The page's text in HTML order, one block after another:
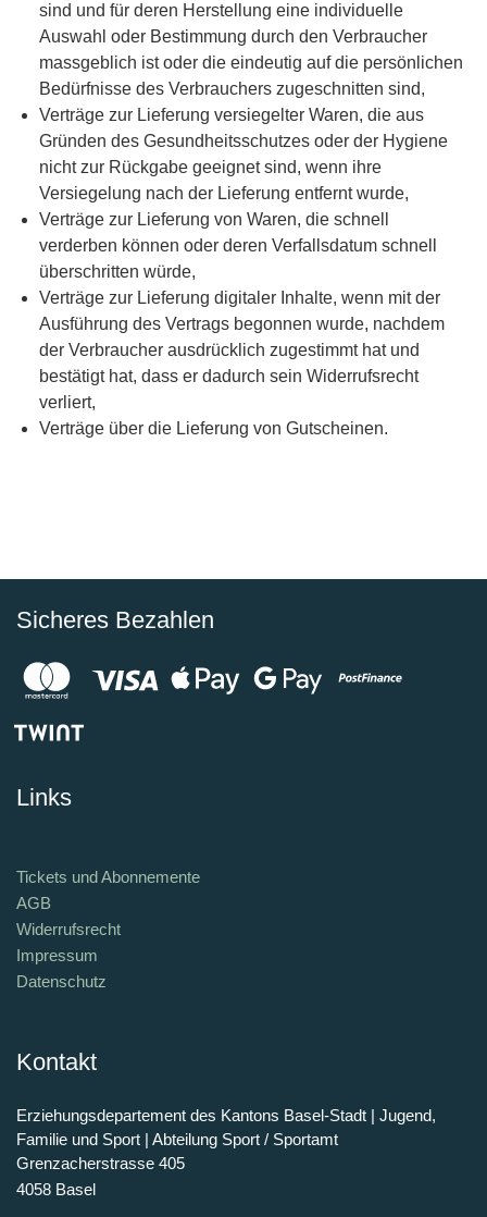
sind und für deren Herstellung eine individuelle
Auswahl oder Bestimmung durch den Verbraucher
massgeblich ist oder die eindeutig auf die persönlichen
Bedürfnisse des Verbrauchers zugeschnitten sind,
Verträge zur Lieferung versiegelter Waren, die aus
Gründen des Gesundheitsschutzes oder der Hygiene
nicht zur Rückgabe geeignet sind, wenn ihre
Versiegelung nach der Lieferung entfernt wurde,
Verträge zur Lieferung von Waren, die schnell
verderben können oder deren Verfallsdatum schnell
überschritten würde,
Verträge zur Lieferung digitaler Inhalte, wenn mit der
Ausführung des Vertrags begonnen wurde, nachdem
der Verbraucher ausdrücklich zugestimmt hat und
bestätigt hat, dass er dadurch sein Widerrufsrecht
verliert,
Verträge über die Lieferung von Gutscheinen.
Sicheres Bezahlen
Links
Tickets und Abonnemente
AGB
Widerrufsrecht
Impressum
Datenschutz
Kontakt
Erziehungsdepartement des Kantons Basel-Stadt | Jugend,
Familie und Sport | Abteilung Sport / Sportamt
Grenzacherstrasse 405
4058 Basel